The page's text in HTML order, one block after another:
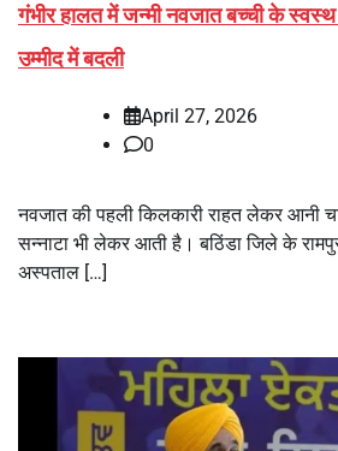
गंभीर हालत में जन्मी नवजात बच्ची के स्वस्थ
उम्मीद में बदली
April 27, 2026
0
नवजात की पहली किलकारी राहत लेकर आनी
सन्नाटा भी लेकर आती है। बठिंडा जिले के
अस्पताल […]